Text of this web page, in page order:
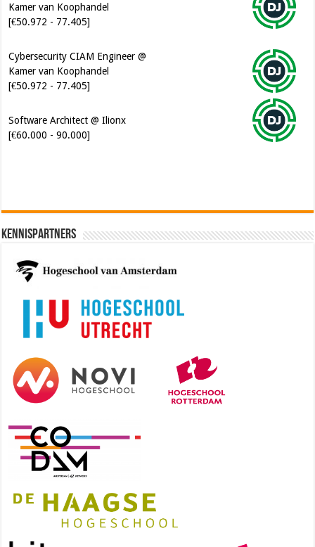
Kamer van Koophandel
[€50.972 - 77.405]
Cybersecurity CIAM Engineer @
Kamer van Koophandel
[€50.972 - 77.405]
Software Architect @ Ilionx
[€60.000 - 90.000]
Kennispartners